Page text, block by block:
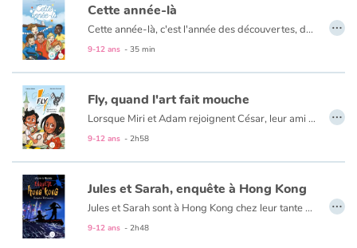
Cette année-là
Cette année-là, c'est l'année des découvertes, des amitiés, des blagues... Un voyage scolaire qui sent bon l'air marin et la bonne humeur !
9-12 ans - 35 min
…
Fly, quand l'art fait mouche
Lorsque Miri et Adam rejoignent César, leur ami hospitalisé à domicile, ils n’en croient pas leurs yeux. Celui-ci vient de se voir offrir Fly, une petite mouche robot. Incroyable ! Désormais, César va pouvoir suivre de près les aventures de ses deux amis ! Alors quand Miri et Adam accompagnent leur père pour assister au vernissage d’Aigle, un mystérieux artiste, César et Fly sont de l’aventure. Pourquoi La Ronce, leur concierge, est-elle toujours sur leur chemin ? Qui se cache derrière ce créateur qui réalise ses œuvres en donnant une seconde vie aux déchets ? Pourquoi ne se montre-t-il jamais ? Pourquoi certaines de ses œuvres exposées sont-elles si troublantes ?Miri, Adam et César, aidés de Fly, décident de mener l’enquête. Mais quand indices, suspects et rebondissements s’invitent, tout s'emmêle et l’aventure prend une tout autre tournure…
9-12 ans - 2h58
…
Jules et Sarah, enquête à Hong Kong
Jules et Sarah sont à Hong Kong chez leur tante Ursula qui mène une lutte acharnée contre le trafic d’animaux sauvage. Un soir, Ursula est enlevée par de mystérieux ravisseurs. Commence alors, pour Jules et Sarah, une course poursuite pleine de dangers. Pourchassés par des gangsters à travers Hong Kong, ils ne sont sûrs que d’une chose : leur vie est menacée !
9-12 ans - 2h48
…